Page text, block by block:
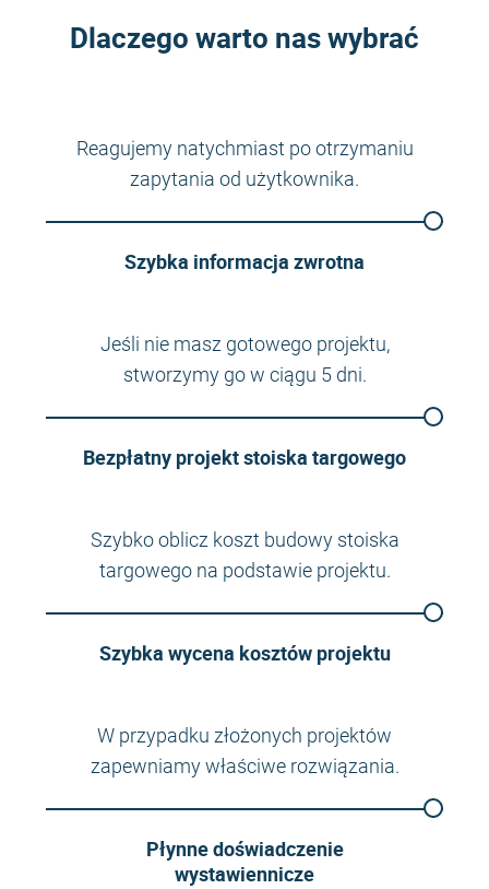
Dlaczego warto nas wybrać
Reagujemy natychmiast po otrzymaniu
zapytania od użytkownika.
Szybka informacja zwrotna
Jeśli nie masz gotowego projektu,
stworzymy go w ciągu 5 dni.
Bezpłatny projekt stoiska targowego
Szybko oblicz koszt budowy stoiska
targowego na podstawie projektu.
Szybka wycena kosztów projektu
W przypadku złożonych projektów
zapewniamy właściwe rozwiązania.
Płynne doświadczenie
wystawiennicze